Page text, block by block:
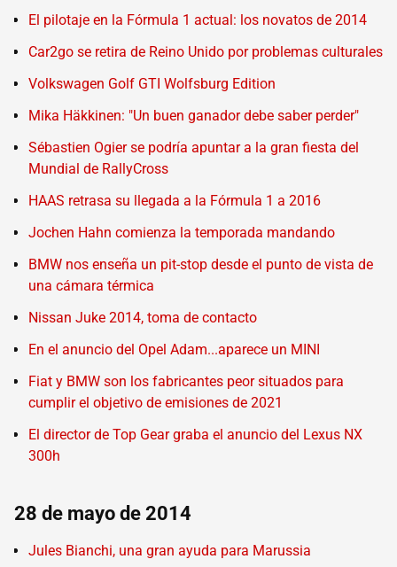
El pilotaje en la Fórmula 1 actual: los novatos de 2014
Car2go se retira de Reino Unido por problemas culturales
Volkswagen Golf GTI Wolfsburg Edition
Mika Häkkinen: "Un buen ganador debe saber perder"
Sébastien Ogier se podría apuntar a la gran fiesta del
Mundial de RallyCross
HAAS retrasa su llegada a la Fórmula 1 a 2016
Jochen Hahn comienza la temporada mandando
BMW nos enseña un pit-stop desde el punto de vista de
una cámara térmica
Nissan Juke 2014, toma de contacto
En el anuncio del Opel Adam...aparece un MINI
Fiat y BMW son los fabricantes peor situados para
cumplir el objetivo de emisiones de 2021
El director de Top Gear graba el anuncio del Lexus NX
300h
28 de mayo de 2014
Jules Bianchi, una gran ayuda para Marussia